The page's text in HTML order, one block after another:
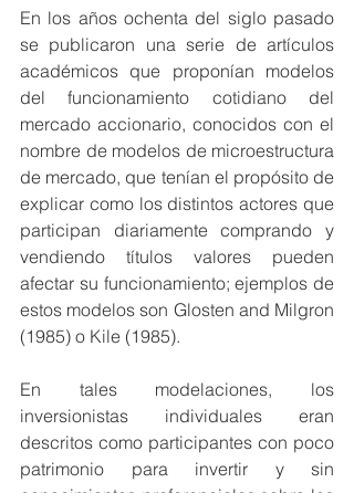
En los años ochenta del siglo pasado
se publicaron una serie de artículos
académicos que proponían modelos
del funcionamiento cotidiano del
mercado accionario, conocidos con el
nombre de modelos de microestructura
de mercado, que tenían el propósito de
explicar como los distintos actores que
participan diariamente comprando y
vendiendo títulos valores pueden
afectar su funcionamiento; ejemplos de
estos modelos son Glosten and Milgron
(1985) o Kile (1985).
En tales modelaciones, los
inversionistas individuales eran
descritos como participantes con poco
patrimonio para invertir y sin